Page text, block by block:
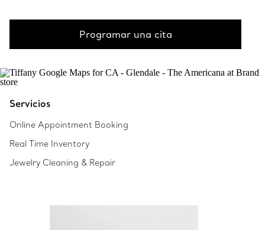
Programar una cita
Servicios
Online Appointment Booking
Real Time Inventory
Jewelry Cleaning & Repair